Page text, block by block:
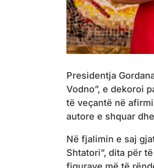
Presidentja
Vodno”, e dekoroi
të veçantë në
autore e shquar
Në fjalimin e saj
Shtatori”, dita për